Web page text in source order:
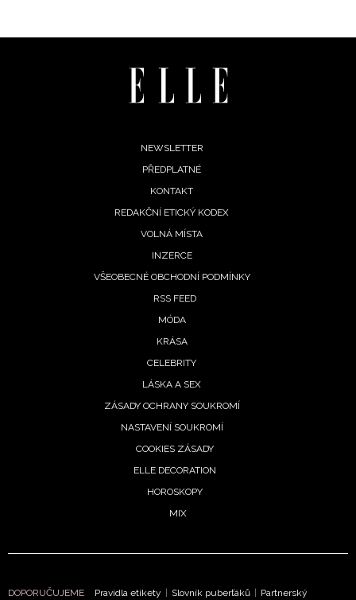
Přihlášením k newsletteru souhlasíte s
podmínkami společnosti BurdaMedia Extra s.r.o.
potvrzujete, že jste se seznámili se
- BurdaMedia Extra s.r.o. bude s
Chcete navíc dostávat i další zajímavé a exkluzivní
soukromí BurdaMedia Extra s.r.o.
NEWSLETTER
PŘEDPLATNÉ
KONTAKT
REDAKČNÍ ETICKÝ KODEX
VOLNÁ MÍSTA
INZERCE
VŠEOBECNÉ OBCHODNÍ PODMÍNKY
RSS FEED
MÓDA
KRÁSA
CELEBRITY
LÁSKA A SEX
ZÁSADY OCHRANY SOUKROMÍ
NASTAVENÍ SOUKROMÍ
COOKIES ZÁSADY
ELLE DECORATION
HOROSKOPY
MIX
DOPORUČUJEME Pravidla etikety Slovník puberťáků
Partnerský